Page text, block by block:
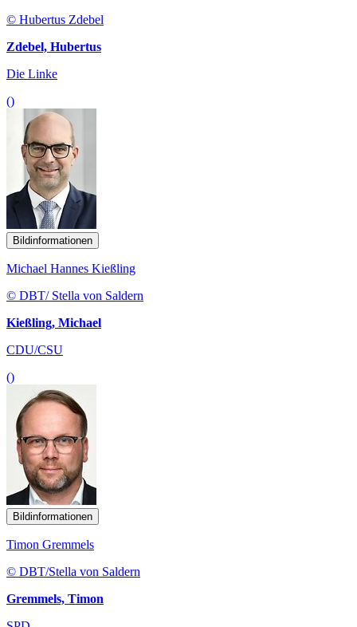
© Hubertus Zdebel
Zdebel, Hubertus
Die Linke
()
Bildinformationen
Michael Hannes Kießling
© DBT/ Stella von Saldern
Kießling, Michael
CDU/CSU
()
Bildinformationen
Timon Gremmels
© DBT/Stella von Saldern
Gremmels, Timon